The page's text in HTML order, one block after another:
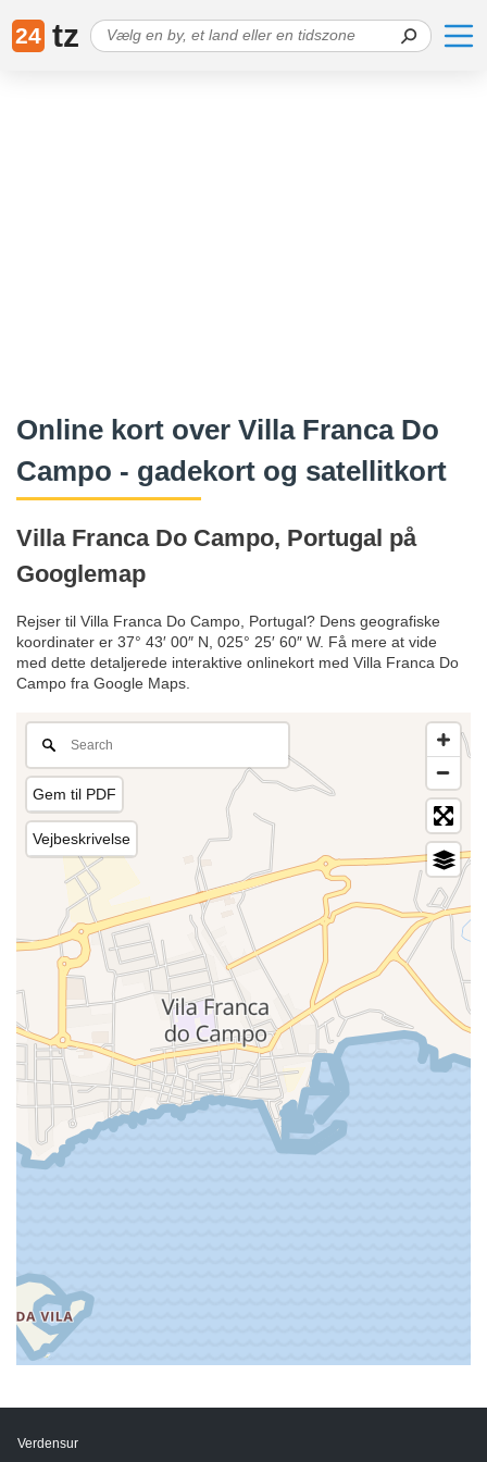
24 tz
Online kort over Villa Franca Do
Campo - gadekort og satellitkort
Villa Franca Do Campo, Portugal på
Googlemap
Rejser til Villa Franca Do Campo, Portugal? Dens geografiske
koordinater er 37° 43′ 00″ N, 025° 25′ 60″ W. Få mere at vide
med dette detaljerede interaktive onlinekort med Villa Franca Do
Campo fra Google Maps.
Gem til PDF
Vejbeskrivelse
Verdensur